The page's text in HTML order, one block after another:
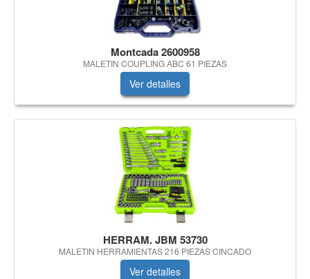
Montcada 2600958
MALETIN COUPLING ABC 61 PIEZAS
Ver detalles
HERRAM. JBM 53730
MALETIN HERRAMIENTAS 216 PIEZAS CINCADO
Ver detalles